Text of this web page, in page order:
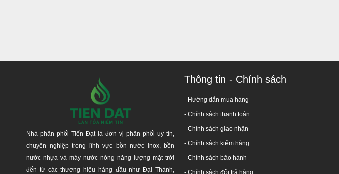
Nhà phân phối Tiến Đạt là đơn vị phân phối uy tín,
chuyên nghiệp trong lĩnh vực bồn nước inox, bồn
nước nhựa và máy nước nóng năng lượng mặt trời
đến từ các thương hiệu hàng đầu như Đại Thành,
Thông tin - Chính sách
- Hướng dẫn mua hàng
- Chính sách thanh toán
- Chính sách giao nhận
- Chính sách kiểm hàng
- Chính sách bảo hành
- Chính sách đổi trả hàng